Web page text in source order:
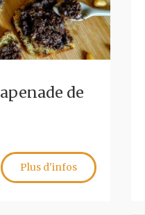
de
Plus d'infos